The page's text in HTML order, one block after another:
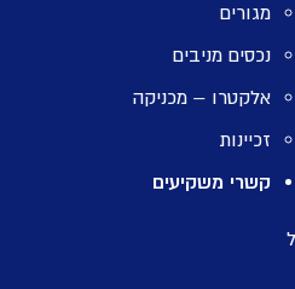
מגורים
נכסים מניבים
אלקטרו – מכניקה
זכיינות
קשרי משקיעים